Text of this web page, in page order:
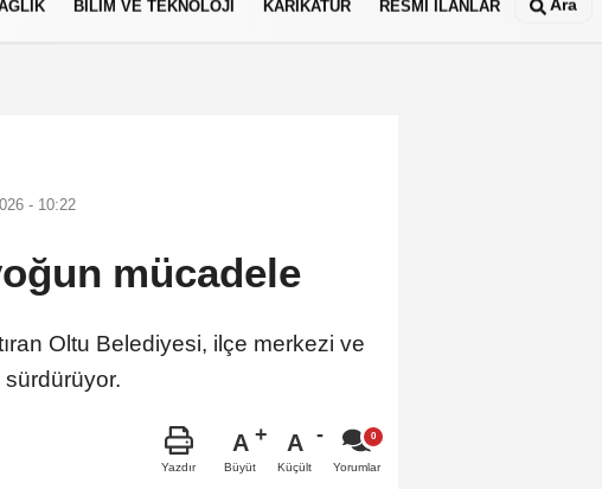
BİLİM VE TEKNOLOJİ KARİKATÜR RESMİ İLANLAR Ara
- 10:22
mücadele
Oltu Belediyesi, ilçe merkezi ve
sürdürüyor.
Yazdır
A
Büyüt
A
Küçült Yorumlar